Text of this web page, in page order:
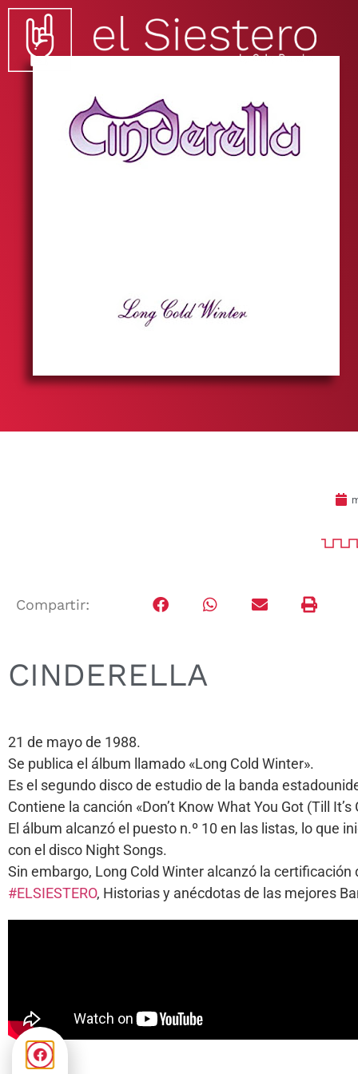
Compartir:
CINDERELLA
21 de mayo de 1988.
Se publica el álbum llamado «Long Cold Winter».
Es el segundo disco de estudio de la banda
Contiene la canción «Don’t Know What You Got (Till
El álbum alcanzó el puesto n.º 10 en las listas, lo que
con el disco Night Songs.
Sin embargo, Long Cold Winter alcanzó la
#ELSIESTERO, Historias y anécdotas de las mejores